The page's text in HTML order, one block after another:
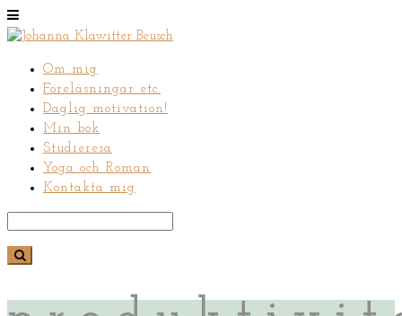
Om mig
Föreläsningar etc.
Daglig motivation!
Min bok
Studieresa
Yoga och Roman
Kontakta mig